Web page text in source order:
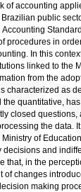
of accounting
public
procedures in
In this
linked to the
from the
characterized as
quantitative,
closed
the data.
of
and
that, in the
changes
making